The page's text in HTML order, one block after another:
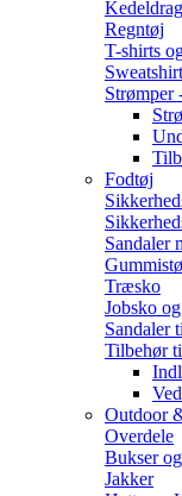
Regntøj
T-shirts
Strømper
Fodtøj
Sandaler
Træsko
Jobsko
Sandaler
Tilbehør
Outdoor
Overdele
Bukser
Jakker